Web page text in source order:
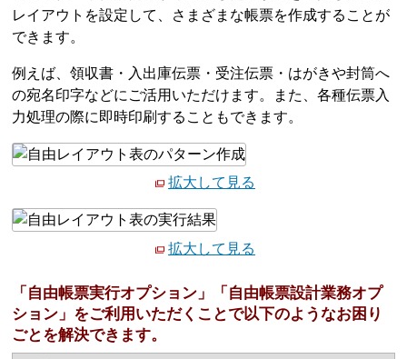
レイアウトを設定して、さまざまな帳票を作成することが
できます。
例えば、領収書・入出庫伝票・受注伝票・はがきや封筒へ
の宛名印字などにご活用いただけます。また、各種伝票入
力処理の際に即時印刷することもできます。
拡大して見る
拡大して見る
「自由帳票実行オプション」「自由帳票設計業務オプ
ション」をご利用いただくことで以下のようなお困り
ごとを解決できます。